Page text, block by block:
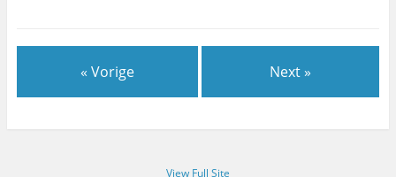
« Vorige Next »
View Full Site